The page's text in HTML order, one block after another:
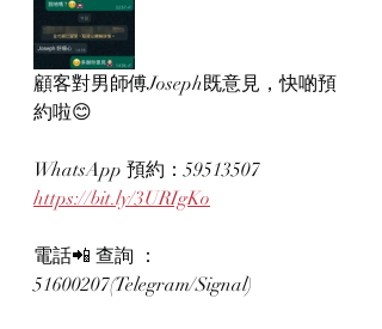
顧客對男師傅Joseph既意見，快啲預
約啦😊
WhatsApp 預約：59513507
https://bit.ly/3URIgKo
電話📲 查詢 ：
51600207(Telegram/Signal)